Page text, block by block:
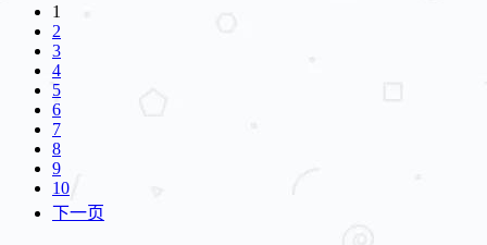
1
2
3
4
5
6
7
8
9
10
下一页